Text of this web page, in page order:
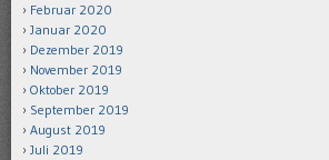
Februar 2020
Januar 2020
Dezember 2019
November 2019
Oktober 2019
September 2019
August 2019
Juli 2019